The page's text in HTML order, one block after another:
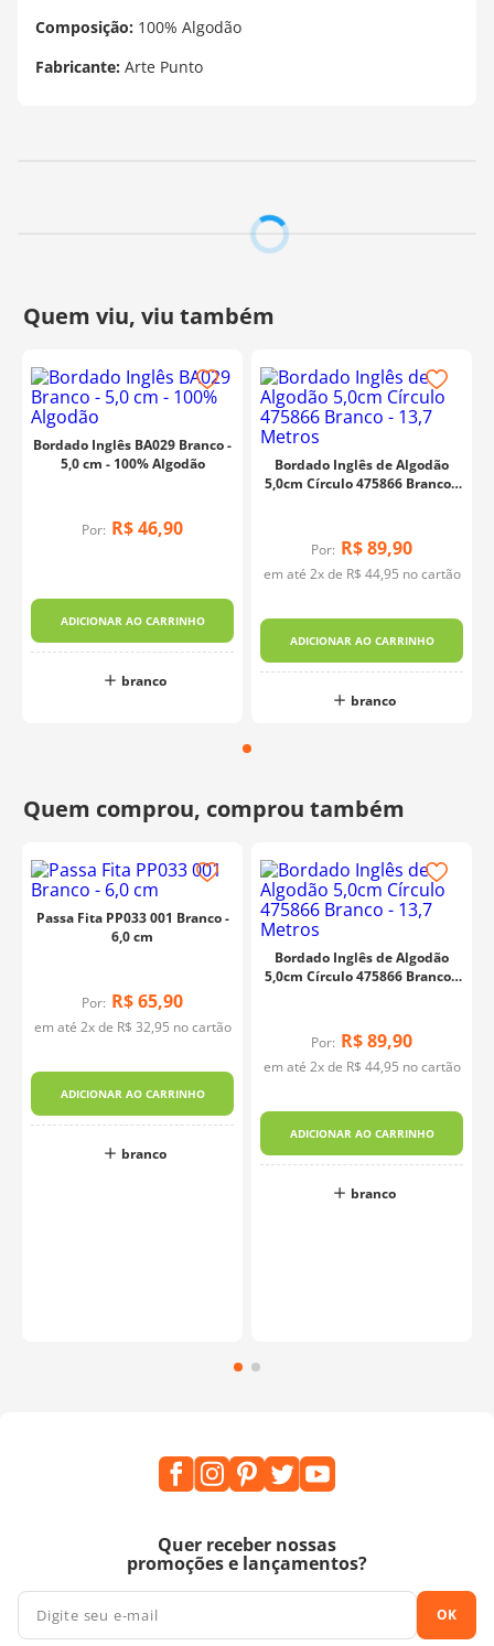
Composição: 100% Algodão
Fabricante: Arte Punto
Bordado Inglês BA029 Branco -
5,0 cm - 100% Algodão
Por: R$46,90
ADICIONAR AO CARRINHO
branco
Bordado Inglês de Algodão
5,0cm Círculo 475866 Branco -
Por: R$89,90
em até 2x de R$ 44,95 no cartão
ADICIONAR AO CARRINHO
branco
Passa Fita PP033 001 Branco -
6,0 cm
Por: R$65,90
em até 2x de R$ 32,95 no cartão
ADICIONAR AO CARRINHO
branco
Bordado Inglês de Algodão
5,0cm Círculo 475866 Branco -
Por: R$89,90
em até 2x de R$ 44,95 no cartão
ADICIONAR AO CARRINHO
branco
Quer receber nossas
promoções e lançamentos?
OK